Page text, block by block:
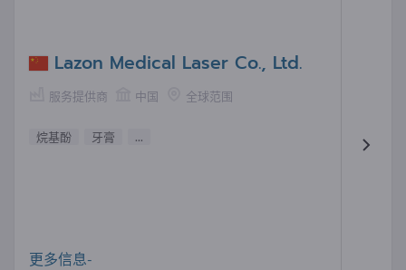
Lazon Medical Laser Co., Ltd.
服务提供商 中国 全球范围
烷基酚 牙膏 ...
更多信息-